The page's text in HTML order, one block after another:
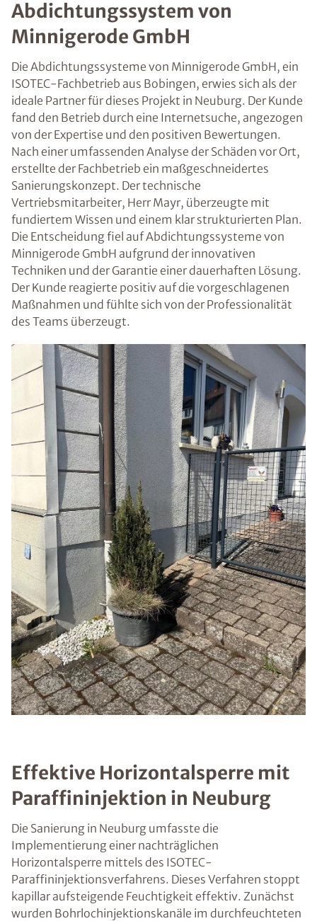
Abdichtungssystem von
Minnigerode GmbH
Die Abdichtungssysteme von Minnigerode GmbH, ein
ISOTEC-Fachbetrieb aus Bobingen, erwies sich als der
ideale Partner für dieses Projekt in Neuburg. Der Kunde
fand den Betrieb durch eine Internetsuche, angezogen
von der Expertise und den positiven Bewertungen.
Nach einer umfassenden Analyse der Schäden vor Ort,
erstellte der Fachbetrieb ein maßgeschneidertes
Sanierungskonzept. Der technische
Vertriebsmitarbeiter, Herr Mayr, überzeugte mit
fundiertem Wissen und einem klar strukturierten Plan.
Die Entscheidung fiel auf Abdichtungssysteme von
Minnigerode GmbH aufgrund der innovativen
Techniken und der Garantie einer dauerhaften Lösung.
Der Kunde reagierte positiv auf die vorgeschlagenen
Maßnahmen und fühlte sich von der Professionalität
des Teams überzeugt.
Effektive Horizontalsperre mit
Paraffininjektion in Neuburg
Die Sanierung in Neuburg umfasste die
Implementierung einer nachträglichen
Horizontalsperre mittels des ISOTEC-
Paraffininjektionsverfahrens. Dieses Verfahren stoppt
kapillar aufsteigende Feuchtigkeit effektiv. Zunächst
wurden Bohrlochinjektionskanäle im durchfeuchteten